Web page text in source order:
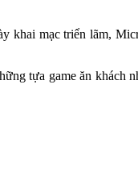
khai mạc triển lãm,
tựa game ăn khách